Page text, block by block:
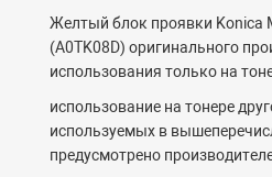
Желтый блок проявки Konica
(A0TK08D) оригинального
использования только на
использование на тонере
используемых в
предусмотрено